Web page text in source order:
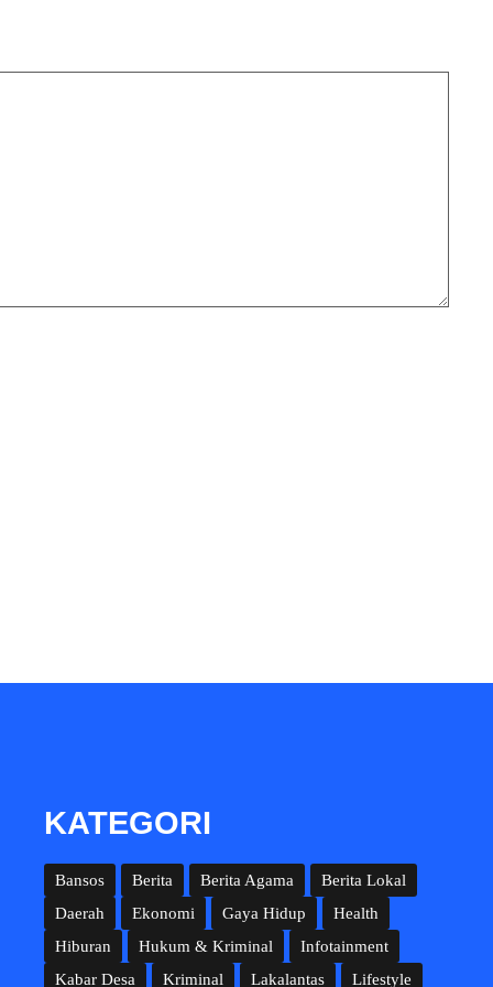
KATEGORI
Bansos Berita Berita Agama
Berita Lokal
Daerah
Ekonomi Gaya Hidup
Health
Hiburan
Hukum & Kriminal
Infotainment
Kabar Desa
Kriminal Lakalantas Lifestyle